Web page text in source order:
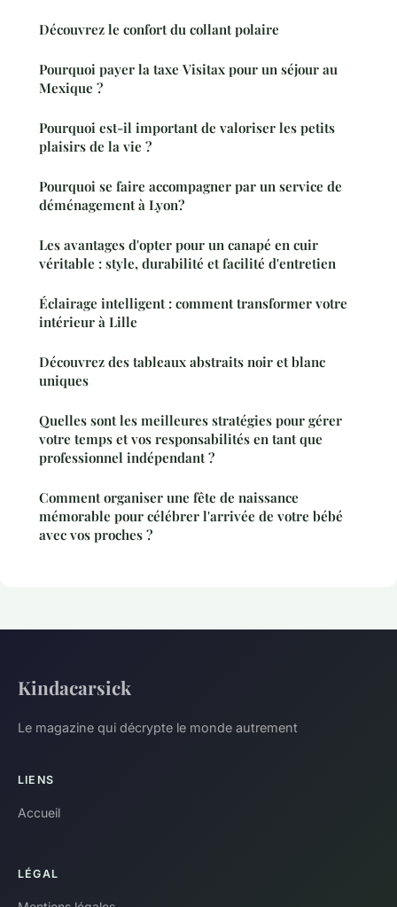
Découvrez le confort du collant polaire
Pourquoi payer la taxe Visitax pour un séjour au
Mexique ?
Pourquoi est-il important de valoriser les petits
plaisirs de la vie ?
Pourquoi se faire accompagner par un service de
déménagement à Lyon?
Les avantages d'opter pour un canapé en cuir
véritable : style, durabilité et facilité d'entretien
Éclairage intelligent : comment transformer votre
intérieur à Lille
Découvrez des tableaux abstraits noir et blanc
uniques
Quelles sont les meilleures stratégies pour gérer
votre temps et vos responsabilités en tant que
professionnel indépendant ?
Comment organiser une fête de naissance
mémorable pour célébrer l'arrivée de votre bébé
avec vos proches ?
Kindacarsick
Le magazine qui décrypte le monde autrement
LIENS
Accueil
LÉGAL